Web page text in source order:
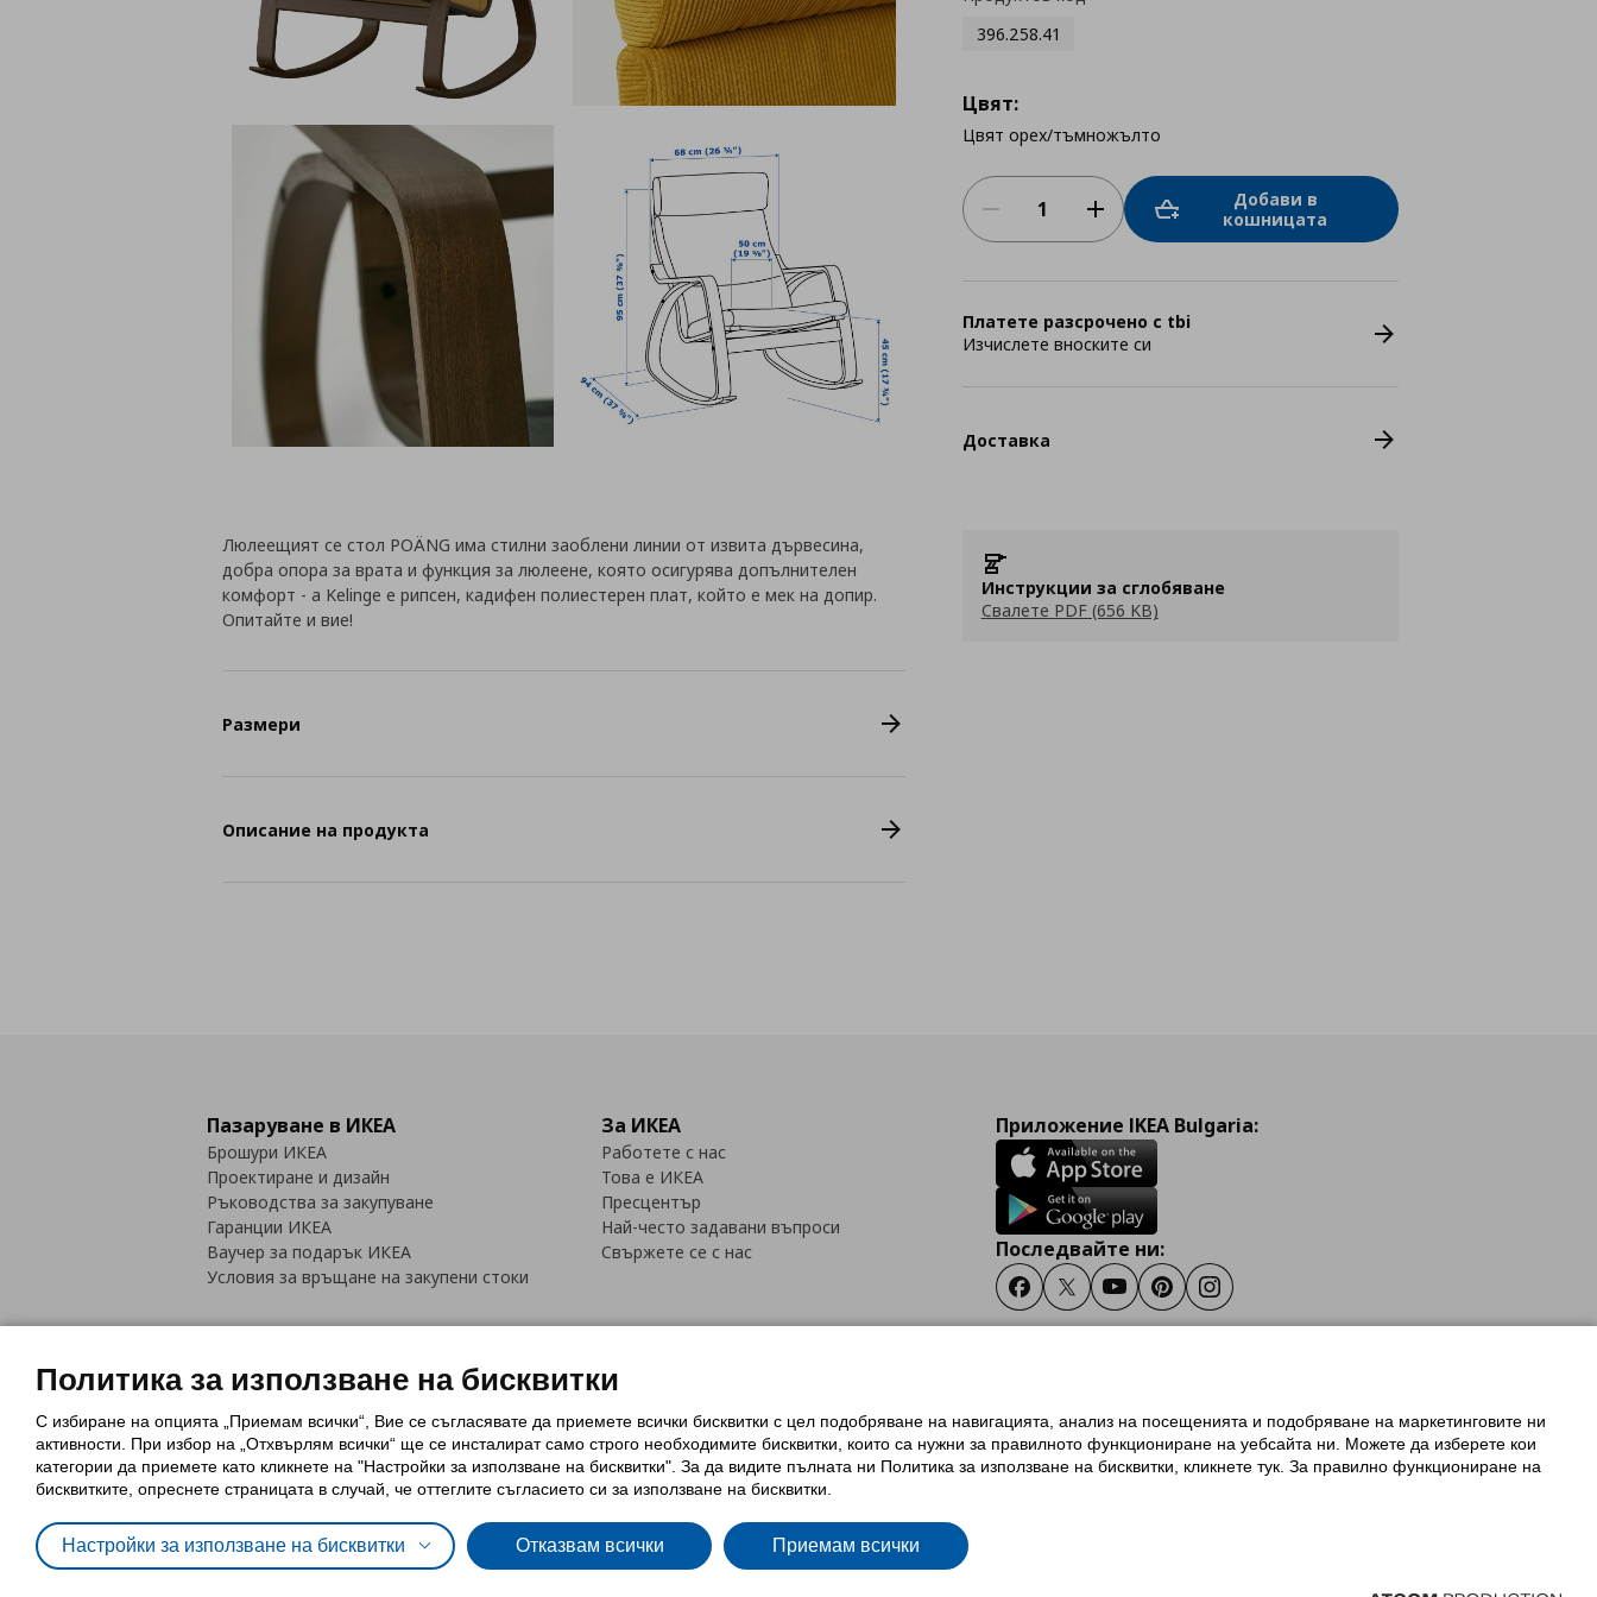
396.258.41
Цвят:
Цвят орех/тъмножълто
Добави в
кошницата
Платете разсрочено с tbi
Изчислете вноските си
Доставка
Инструкции за сглобяване
Свалете PDF (656 KB)
Люлеещият се стол POÄNG има стилни заоблени линии от извита дървесина,
добра опора за врата и функция за люлеене, която осигурява допълнителен
комфорт - а Kelinge е рипсен, кадифен полиестерен плат, който е мек на допир.
Опитайте и вие!
Размери
Описание на продукта
Пазаруване в ИКЕА
Брошури ИКЕА
Проектиране и дизайн
Ръководства за закупуване
Гаранции ИКЕА
Ваучер за подарък ИКЕА
Условия за връщане на закупени стоки
За ИКЕА
Работете с нас
Това е ИКЕА
Пресцентър
Най-често задавани въпроси
Свържете се с нас
Приложение IKEA Bulgaria:
Последвайте ни:
FacebookTwitterYoutubePinterestInstagram
Политика за използване на бисквитки (Cookies)Избор на настройки за използване на бисквиткиУсловия за ползване на ikea.bg
Обща политика за личните данни
Политика за защита на личните данни на ikea.bg
Общи условия на програма IKEA Family
Политика за защита на лични данни на програма IKEA Family
Политика за използване на бисквитки
С избиране на опцията „Приемам всички“, Вие се съгласявате да приемете всички бисквитки с цел подобряване на навигацията, анализ на посещенията и подобряване на маркетинговите ни
активности. При избор на „Отхвърлям всички“ ще се инсталират само строго необходимитe бисквитки, които са нужни за правилното функциониране на уебсайта ни. Можете да изберете кои
категории да приемете като кликнете на "Настройки за използване на бисквитки". За да видите пълната ни Политика за използване на бисквитки, кликнете тук. За правилно функциониране на
бисквитките, опреснете страницата в случай, че оттеглите съгласието си за използване на бисквитки.
Настройки за използване на бисквитки Отказвам всички Приемам всички